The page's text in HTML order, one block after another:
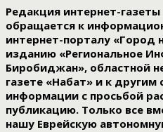
Редакция интернет-
обращается к
интернет-порталу «Город
изданию «Региональное
Биробиджан», областной
газете «Набат» и к
информации с просьбой
публикацию. Только все
нашу Еврейскую